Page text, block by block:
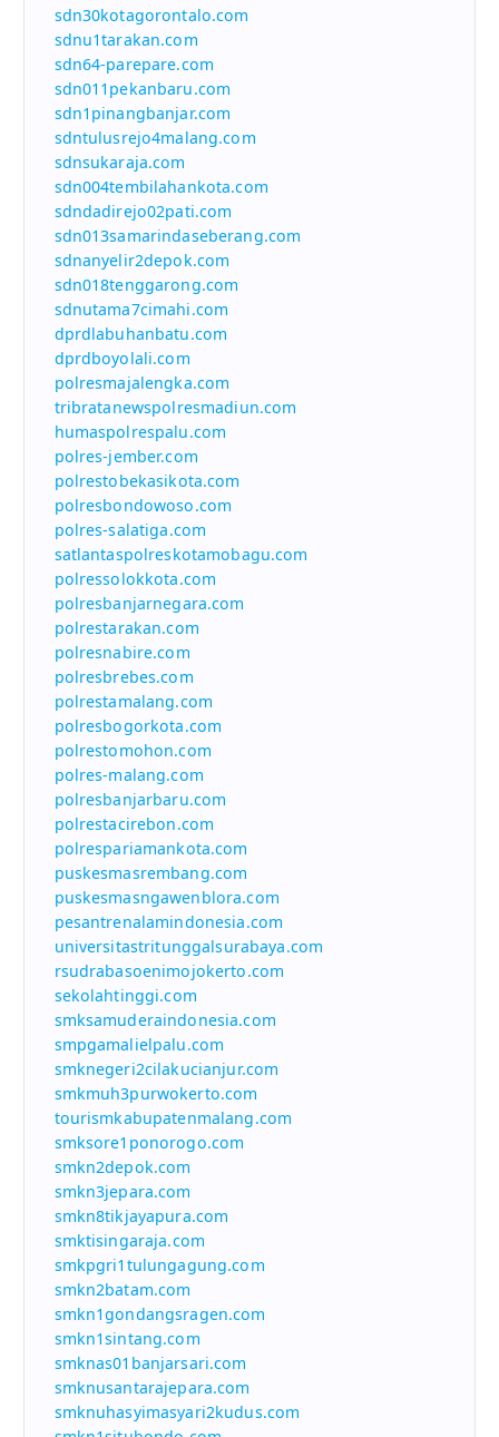
sdn30kotagorontalo.com
sdnu1tarakan.com
sdn64-parepare.com
sdn011pekanbaru.com
sdn1pinangbanjar.com
sdntulusrejo4malang.com
sdnsukaraja.com
sdn004tembilahankota.com
sdndadirejo02pati.com
sdn013samarindaseberang.com
sdnanyelir2depok.com
sdn018tenggarong.com
sdnutama7cimahi.com
dprdlabuhanbatu.com
dprdboyolali.com
polresmajalengka.com
tribratanewspolresmadiun.com
humaspolrespalu.com
polres-jember.com
polrestobekasikota.com
polresbondowoso.com
polres-salatiga.com
satlantaspolreskotamobagu.com
polressolokkota.com
polresbanjarnegara.com
polrestarakan.com
polresnabire.com
polresbrebes.com
polrestamalang.com
polresbogorkota.com
polrestomohon.com
polres-malang.com
polresbanjarbaru.com
polrestacirebon.com
polrespariamankota.com
puskesmasrembang.com
puskesmasngawenblora.com
pesantrenalamindonesia.com
universitastritunggalsurabaya.com
rsudrabasoenimojokerto.com
sekolahtinggi.com
smksamuderaindonesia.com
smpgamalielpalu.com
smknegeri2cilakucianjur.com
smkmuh3purwokerto.com
tourismkabupatenmalang.com
smksore1ponorogo.com
smkn2depok.com
smkn3jepara.com
smkn8tikjayapura.com
smktisingaraja.com
smkpgri1tulungagung.com
smkn2batam.com
smkn1gondangsragen.com
smkn1sintang.com
smknas01banjarsari.com
smknusantarajepara.com
smknuhasyimasyari2kudus.com